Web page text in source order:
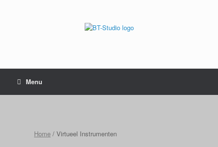
Menu
Home / Virtueel Instrumenten